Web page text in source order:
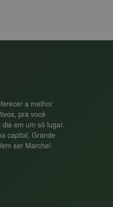
a melhor
pra você
em um só lugar.
capital, Grande
ser Marche!